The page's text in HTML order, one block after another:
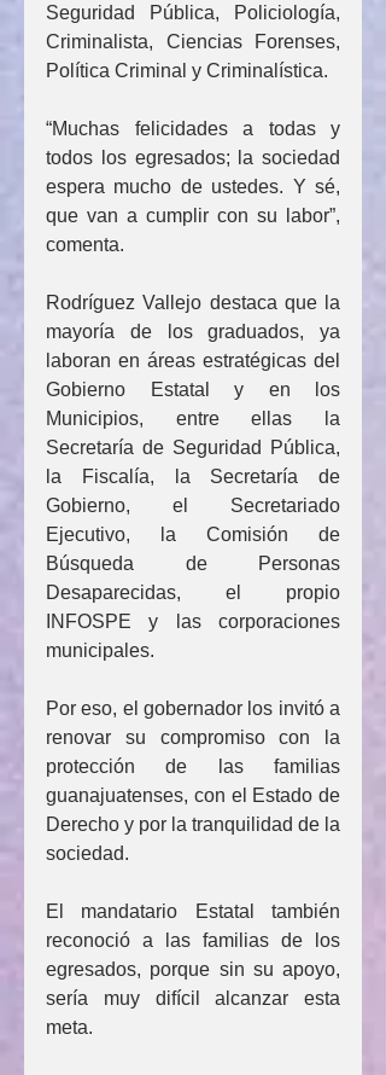
Seguridad Pública, Policiología,
Criminalista, Ciencias Forenses,
Política Criminal y Criminalística.
“Muchas felicidades a todas y
todos los egresados; la sociedad
espera mucho de ustedes. Y sé,
que van a cumplir con su labor”,
comenta.
Rodríguez Vallejo destaca que la
mayoría de los graduados, ya
laboran en áreas estratégicas del
Gobierno Estatal y en los
Municipios, entre ellas la
Secretaría de Seguridad Pública,
la Fiscalía, la Secretaría de
Gobierno, el Secretariado
Ejecutivo, la Comisión de
Búsqueda de Personas
Desaparecidas, el propio
INFOSPE y las corporaciones
municipales.
Por eso, el gobernador los invitó a
renovar su compromiso con la
protección de las familias
guanajuatenses, con el Estado de
Derecho y por la tranquilidad de la
sociedad.
El mandatario Estatal también
reconoció a las familias de los
egresados, porque sin su apoyo,
sería muy difícil alcanzar esta
meta.